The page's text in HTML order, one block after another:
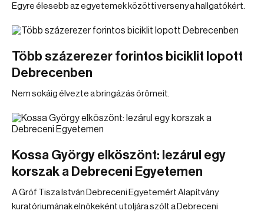
Egyre élesebb az egyetemek közötti verseny a hallgatókért.
Több százerezer forintos biciklit lopott
Debrecenben
Nem sokáig élvezte a bringázás örömeit.
Kossa György elköszönt: lezárul egy
korszak a Debreceni Egyetemen
A Gróf Tisza István Debreceni Egyetemért Alapítvány
kuratóriumának elnökeként utoljára szólt a Debreceni